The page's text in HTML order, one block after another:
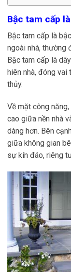
Bậc tam cấp
Bậc tam cấp là
ngoài nhà, thường
Bậc tam cấp là
hiên nhà, đóng
thủy.
Về mặt công
cao giữa nền nhà
dàng hơn. Bên
giữa không gian
sự kín đáo, riêng